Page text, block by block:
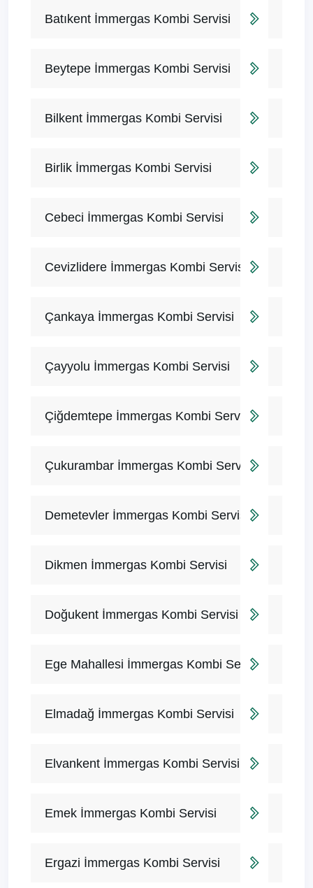
Batıkent İmmergas Kombi Servisi
Beytepe İmmergas Kombi Servisi
Bilkent İmmergas Kombi Servisi
Birlik İmmergas Kombi Servisi
Cebeci İmmergas Kombi Servisi
Cevizlidere İmmergas Kombi Servisi
Çankaya İmmergas Kombi Servisi
Çayyolu İmmergas Kombi Servisi
Çiğdemtepe İmmergas Kombi Servisi
Çukurambar İmmergas Kombi Servisi
Demetevler İmmergas Kombi Servisi
Dikmen İmmergas Kombi Servisi
Doğukent İmmergas Kombi Servisi
Ege Mahallesi İmmergas Kombi Servisi
Elmadağ İmmergas Kombi Servisi
Elvankent İmmergas Kombi Servisi
Emek İmmergas Kombi Servisi
Ergazi İmmergas Kombi Servisi